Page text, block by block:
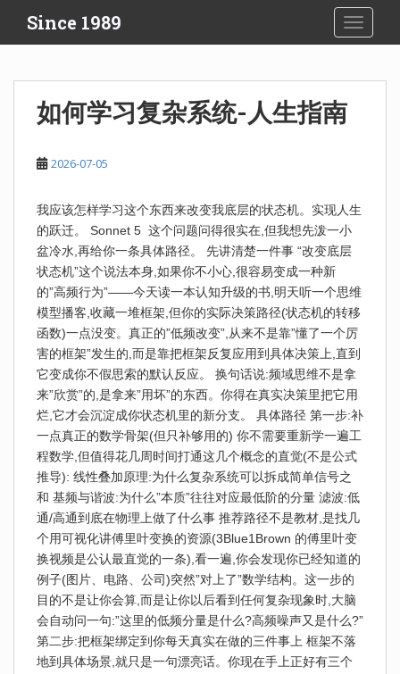
i
Since 1989
如何学习复杂系统-人生指南
2026-07-05
我应该怎样学习这个东西来改变我底层的状态机。实现人生
的跃迁。 Sonnet 5 这个问题问得很实在,但我想先泼一小
盆冷水,再给你一条具体路径。 先讲清楚一件事 “改变底层
状态机”这个说法本身,如果你不小心,很容易变成一种新
的”高频行为”——今天读一本认知升级的书,明天听一个思维
模型播客,收藏一堆框架,但你的实际决策路径(状态机的转移
函数)一点没变。真正的”低频改变”,从来不是靠”懂了一个厉
害的框架”发生的,而是靠把框架反复应用到具体决策上,直到
它变成你不假思索的默认反应。 换句话说:频域思维不是拿
来”欣赏”的,是拿来”用坏”的东西。你得在真实决策里把它用
烂,它才会沉淀成你状态机里的新分支。 具体路径 第一步:补
一点真正的数学骨架(但只补够用的) 你不需要重新学一遍工
程数学,但值得花几周时间打通这几个概念的直觉(不是公式
推导): 线性叠加原理:为什么复杂系统可以拆成简单信号之
和 基频与谐波:为什么”本质”往往对应最低阶的分量 滤波:低
通/高通到底在物理上做了什么事 推荐路径不是教材,是找几
个用可视化讲傅里叶变换的资源(3Blue1Brown 的傅里叶变
换视频是公认最直觉的一条),看一遍,你会发现你已经知道的
例子(图片、电路、公司)突然”对上了”数学结构。这一步的
目的不是让你会算,而是让你以后看到任何复杂现象时,大脑
会自动问一句:”这里的低频分量是什么?高频噪声又是什么?”
第二步:把框架绑定到你每天真实在做的三件事上 框架不落
地到具体场景,就只是一句漂亮话。你现在手上正好有三个